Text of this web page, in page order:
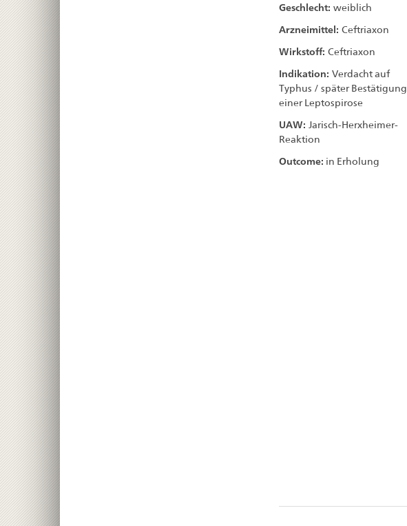
Geschlecht: weiblich
Arzneimittel: Ceftriaxon
Wirkstoff: Ceftriaxon
Indikation: Verdacht auf
Typhus / später Bestätigung
einer Leptospirose
UAW: Jarisch-Herxheimer-
Reaktion
Outcome: in Erholung